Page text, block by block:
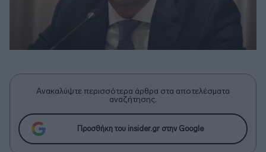
Ανακαλύψτε περισσότερα άρθρα στα αποτελέσματα
αναζήτησης.
Προσθήκη του insider.gr στην Google